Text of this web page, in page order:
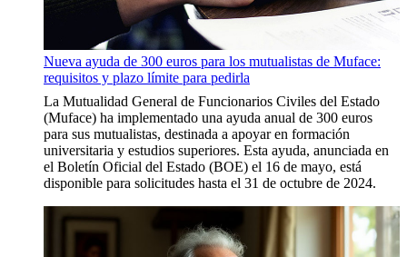
Nueva ayuda de 300 euros para los mutualistas de Muface:
requisitos y plazo límite para pedirla
La Mutualidad General de Funcionarios Civiles del Estado
(Muface) ha implementado una ayuda anual de 300 euros
para sus mutualistas, destinada a apoyar en formación
universitaria y estudios superiores. Esta ayuda, anunciada en
el Boletín Oficial del Estado (BOE) el 16 de mayo, está
disponible para solicitudes hasta el 31 de octubre de 2024.